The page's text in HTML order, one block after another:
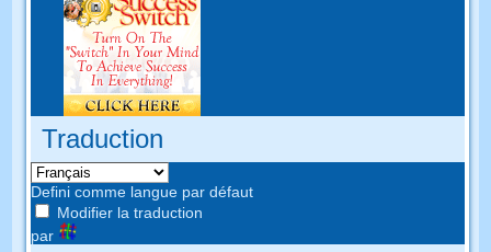
Traduction
Defini comme langue par défaut
Modifier la traduction
par